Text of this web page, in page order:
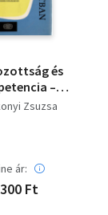
és
–
36.)
Zsuzsa
ár:
Ft